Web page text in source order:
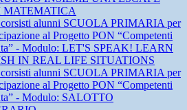
MATEMATICA
alunni SCUOLA PRIMARIA per
al Progetto PON “Competenti
- Modulo: LET'S SPEAK! LEARN
IN REAL LIFE SITUATIONS
alunni SCUOLA PRIMARIA per
al Progetto PON “Competenti
- Modulo: SALOTTO